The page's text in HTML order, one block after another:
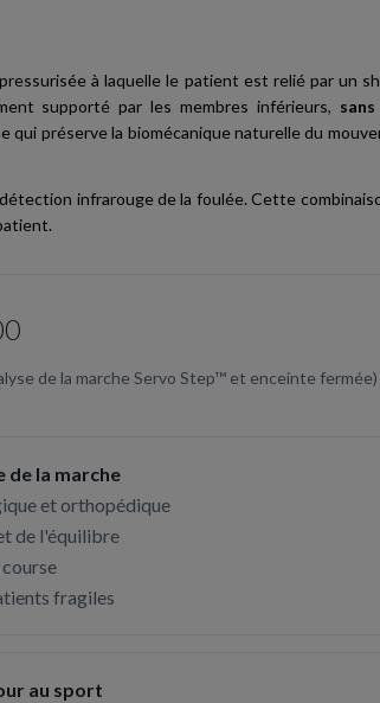
à laquelle le patient est relié par un
supporté par les membres inférieurs,
préserve la biomécanique naturelle du
infrarouge de la foulée. Cette
de la marche Servo Step™ et enceinte
de la marche
et orthopédique
de l'équilibre
fragiles
au sport